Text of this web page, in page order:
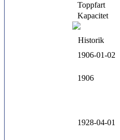
Toppfart
Kapacitet
Historik
1906-01-02
1906
1928-04-01